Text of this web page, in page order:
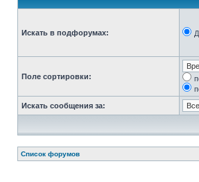
Искать в подфорумах:
Поле сортировки:
Искать сообщения за:
Список форумов